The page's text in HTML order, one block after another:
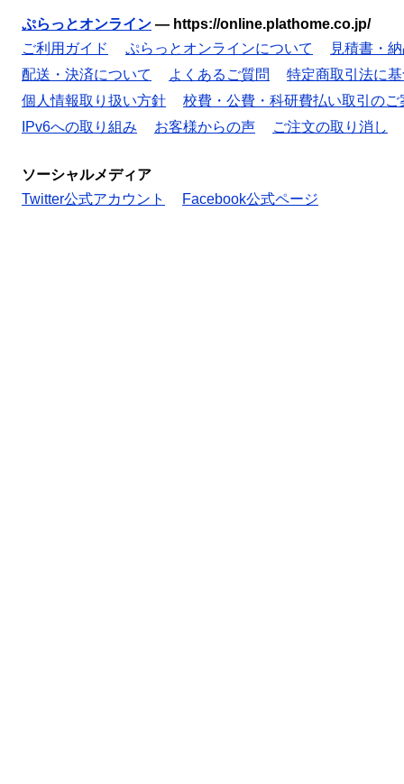
ぷらっとオンライン — https://online.plathome.co.jp/
ご利用ガイド
ぷらっとオンラインについて
見積書・
配送・決済について
よくあるご質問
特定商取引法に
個人情報取り扱い方針
校費・公費・科研費払い取引のご
IPv6への取り組み
お客様からの声 ご注文の取り消し
ソーシャルメディア
Twitter公式アカウント
Facebook公式ページ